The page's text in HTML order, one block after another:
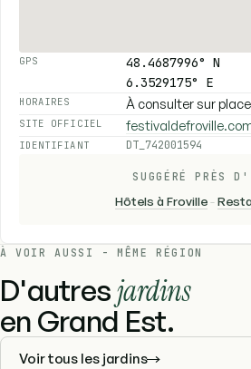
GPS
48.4687996° N
6.3529175° E
HORAIRES À consulter sur place
SITE OFFICIEL
IDENTIFIANT DT_742001594
SUGGÉRÉ PRÈS
Hôtels à Froville -
À VOIR AUSSI - MÊME RÉGION
D'autresjardins
en Grand Est.
Voir tous les jardins